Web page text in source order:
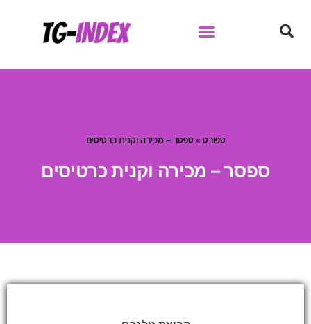
ספורט »ספסר – מכירה וקנית כרטיסים
ספסר – מכירה וקנית כרטיסים